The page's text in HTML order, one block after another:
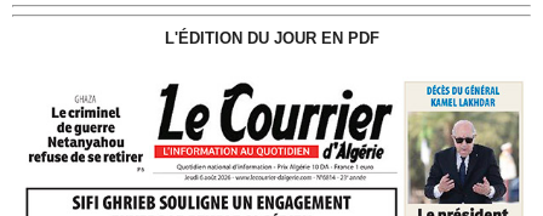
L'ÉDITION DU JOUR EN PDF